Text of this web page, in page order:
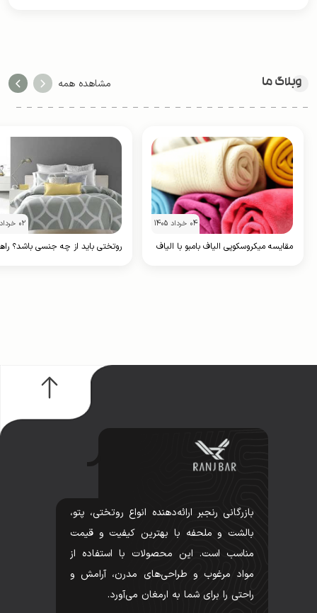
وبلاگ ما مشاهده همه
04 خرداد 1405
مقایسه میکروسکوپی الیاف بامبو با الیاف
02 خرداد 1405
روتختی باید از چه جنسی باشد؟
بازرگانی رنجبر ارائه‌دهنده انواع روتختی، پتو،
بالشت و ملحفه با بهترین کیفیت و قیمت
مناسب است. این محصولات با استفاده از
مواد مرغوب و طراحی‌های مدرن، آرامش و
راحتی را برای شما به ارمغان می‌آورد.